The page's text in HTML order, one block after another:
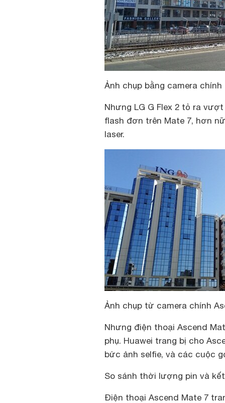
Ảnh chụp bằng camera chính
Nhưng LG G Flex 2 tỏ ra
flash đơn trên Mate 7, hơn
laser.
Ảnh chụp từ camera chính
Nhưng điện thoại Ascend
phụ. Huawei trang bị cho
bức ảnh selfie, và các cuộc
So sánh thời lượng pin và
Điện thoại Ascend Mate 7